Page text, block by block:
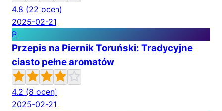
4.8 (22 ocen)
2025-02-21
P
Przepis na Piernik Toruński: Tradycyjne
ciasto pełne aromatów
4.2 (8 ocen)
2025-02-21